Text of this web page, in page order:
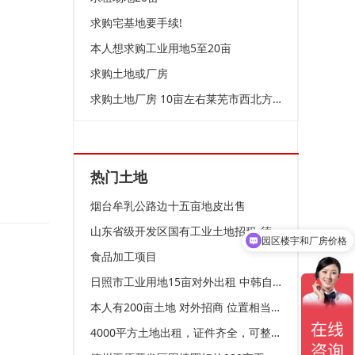
求购宅基地要手续!
本人想求购工业用地5至20亩
求购土地或厂房
求购土地厂房 10亩左右莱芜市西北方向 口镇张家洼方下等地
热门土地
烟台牟乳公路边十五亩地皮出售
食品加工项目
日照市工业用地15亩对外出租 中韩自贸区 聚力招引
本人有200亩土地 对外招商 位置相当优越
4000平方土地出租，证件齐全，可整租可零租
园区楼宇和厂房价格